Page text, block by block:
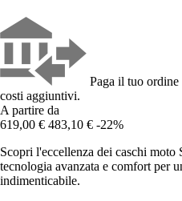
Paga il tuo
costi aggiuntivi.
A partire da
619,00 € 483,10 € -22%
Scopri l'eccellenza dei caschi
tecnologia avanzata e comfort per
indimenticabile.